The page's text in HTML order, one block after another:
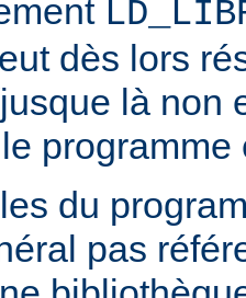
dès lors
là non
programme
du
pas